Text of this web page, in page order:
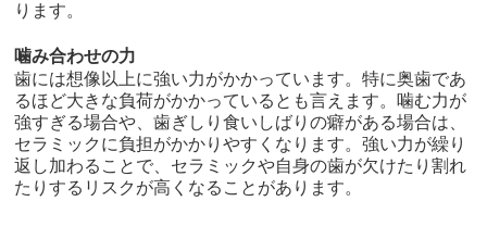
ります。
噛み合わせの力
歯には想像以上に強い力がかかっています。特に奥歯であ
るほど大きな負荷がかかっているとも言えます。噛む力が
強すぎる場合や、歯ぎしり食いしばりの癖がある場合は、
セラミックに負担がかかりやすくなります。強い力が繰り
返し加わることで、セラミックや自身の歯が欠けたり割れ
たりするリスクが高くなることがあります。